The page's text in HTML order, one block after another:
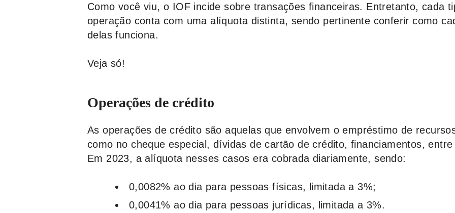
Como você viu, o IOF incide sobre transações financeiras. Entretanto, cada
operação conta com uma alíquota distinta, sendo pertinente conferir como
delas funciona.
Veja só!
Operações de crédito
As operações de crédito são aquelas que envolvem o empréstimo de
como no cheque especial, dívidas de cartão de crédito, financiamentos, entre
Em 2023, a alíquota nesses casos era cobrada diariamente, sendo:
0,0082% ao dia para pessoas físicas, limitada a 3%;
0,0041% ao dia para pessoas jurídicas, limitada a 3%.